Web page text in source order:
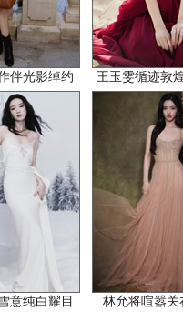
伴光影绰约 王玉雯循迹敦
意纯白耀目 林允将喧嚣关